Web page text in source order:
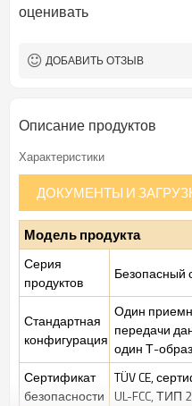
2 выхода безопасности
Интерфейсный разъем
Сертификация:
оценивать
ДОБАВИТЬ ОТЗЫВ
Описание продуктов
Характеристики
ДОКУМЕНТЫ И
Модель продукта
Серия
продуктов
Безопасный
Стандартная
конфигурация
Один
передачи
один Т-
Сертификат
безопасности
TÜV CE,
UL-FCC, ТИП 2